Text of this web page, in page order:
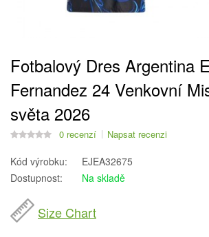
Fotbalový Dres Argentina
Fernandez 24 Venkovní
světa 2026
0 recenzí Napsat recenzi
Kód výrobku:
EJEA32675
Dostupnost:
Na skladě
Size Chart